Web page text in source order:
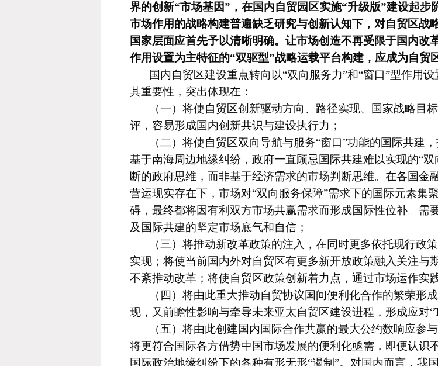
界的创新“市场基因”，在国内自贸园区实施“升级版”建设起
市场作用的战略构建普遍缺乏研究与创新认知下，对自贸区战
国家层面应首先予以清晰明确。让市场创造不再受限于国内改
作用设置为主特征的“双驱型”战略运载平台构建，应成为自贸
国内自贸区建设重点转向以“双向服务力”和“窗口”型作用
其重要性，突出体现在：
（一）将使自贸区创新驱动方向、路径实现、国家战略目
评，容易形成国内创新共识与建设执行力；
（二）将使自贸区双向导航与服务“窗口”功能的国际共建
基于南海周边地缘纠纷，政府一直顾忌国际共建难以实现的“
断的政府思维，而非基于经济需求的市场判断思维。在各国金
营运现实存在下，市场对“双向服务保障”需求下的国际元素集
碍，最终都将因有利双方市场共赢需求而形成国际性位补。需
及国际共建的坚定市场底气和自信；
（三）将推动新改革政策的注入，在同时更多依托现行政
实现；将使当前国内外对自贸区有更多新开放政策融入关注与
不紊推动改革；将使自贸区政策创新着力点，通过市场运作实
（四）将由此重大推动自贸协议国间便利化合作的繁荣形
现，又前瞻性影响与牵导未来亚太自贸区建设进程，形成应对“
（五）将由此创建国内国际合作共赢的最大公约数响应参
将更符合国际各方借势中国市场发展的便利化亟需，即便认识
国际政治地缘纠纷下的各种有形无形“遏制”。对国内而言，我